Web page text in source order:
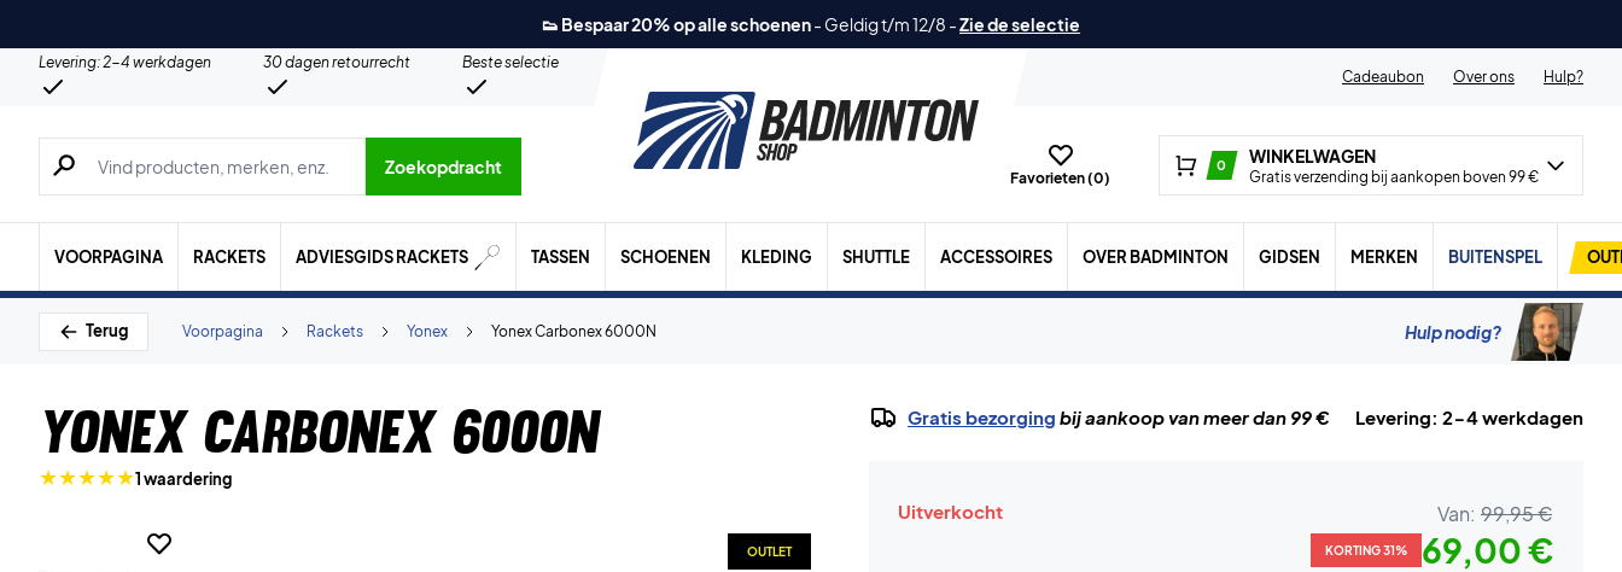
👟 Bespaar 20% op alle schoenen- Geldig t/m 12/8 -Zie de selectie
Levering: 2-4 werkdagen 30 dagen retourrecht
Beste selectie
Cadeaubon
Over ons Hulp?
Zoeken naar producten, merken etc.
Zoekopdracht
Favorieten (0)
0 WINKELWAGEN
Gratis verzending bij aankopen boven 99 €
VOORPAGINA RACKETS ADVIESGIDS RACKETS TASSEN SCHOENEN KLEDING SHUTTLE ACCESSOIRES OVER BADMINTON GIDSEN MERKEN BUITENSPEL
Terug Yonex Carbonex 6000N
Yonex
Rackets
Voorpagina Hulp nodig?
Yonex Carbonex 6000N
1 waardering
OUTLET
Gratis bezorging bij aankoop van meer dan 99 € Levering: 2-4 werkdagen
Uitverkocht Van: 99,95 €
KORTING 31% 69,00 €